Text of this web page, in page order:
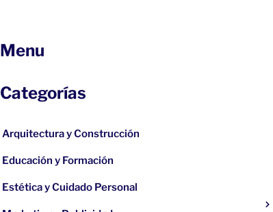
Menu
Categorías
Arquitectura y Construcción
Educación y Formación
Estética y Cuidado Personal